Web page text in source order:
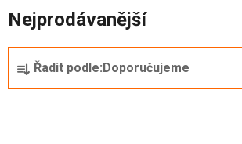
Nejprodávanější
Řadit podle: Doporučujeme